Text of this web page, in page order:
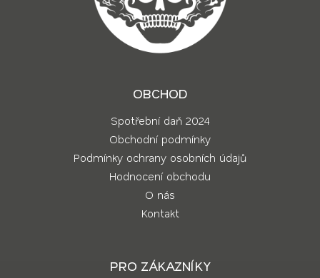
OBCHOD
Spotřební daň 2024
Obchodní podmínky
Podmínky ochrany osobních údajů
Hodnocení obchodu
O nás
Kontakt
PRO ZÁKAZNÍKY